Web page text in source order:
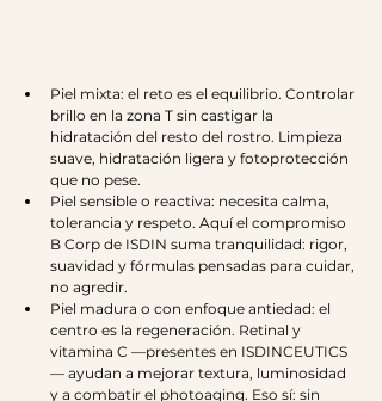
Piel mixta: el reto es el equilibrio. Controlar
brillo en la zona T sin castigar la
hidratación del resto del rostro. Limpieza
suave, hidratación ligera y fotoprotección
que no pese.
Piel sensible o reactiva: necesita calma,
tolerancia y respeto. Aquí el compromiso
B Corp de ISDIN suma tranquilidad: rigor,
suavidad y fórmulas pensadas para cuidar,
no agredir.
Piel madura o con enfoque antiedad: el
centro es la regeneración. Retinal y
vitamina C —presentes en ISDINCEUTICS
— ayudan a mejorar textura, luminosidad
y a combatir el photoaging. Eso sí: sin